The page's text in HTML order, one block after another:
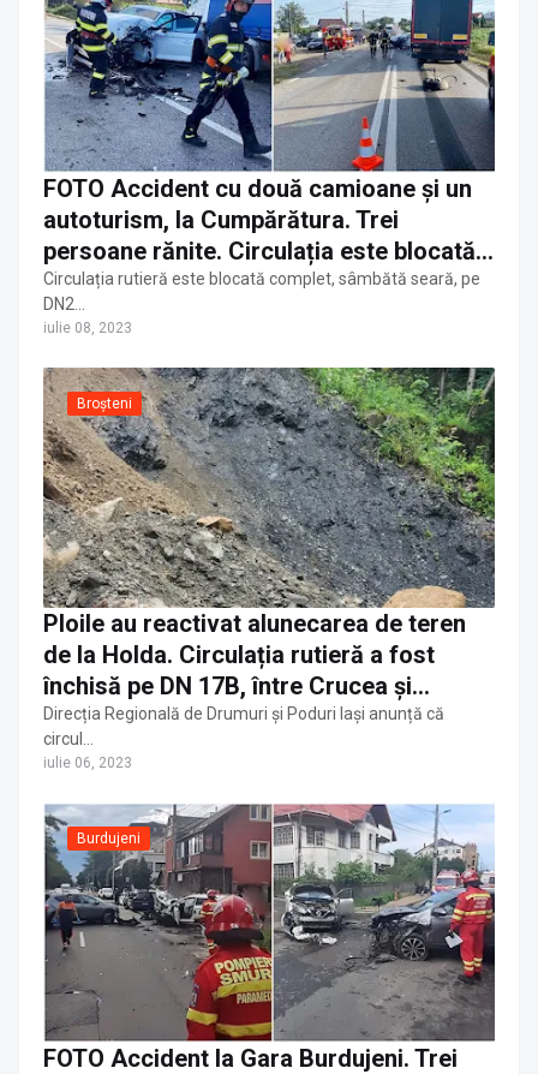
FOTO Accident cu două camioane și un
autoturism, la Cumpărătura. Trei
persoane rănite. Circulația este blocată
complet
Circulația rutieră este blocată complet, sâmbătă seară, pe
DN2…
iulie 08, 2023
Broșteni
Ploile au reactivat alunecarea de teren
de la Holda. Circulația rutieră a fost
închisă pe DN 17B, între Crucea și
Broșteni
Direcția Regională de Drumuri și Poduri Iași anunță că
circul…
iulie 06, 2023
Burdujeni
FOTO Accident la Gara Burdujeni. Trei